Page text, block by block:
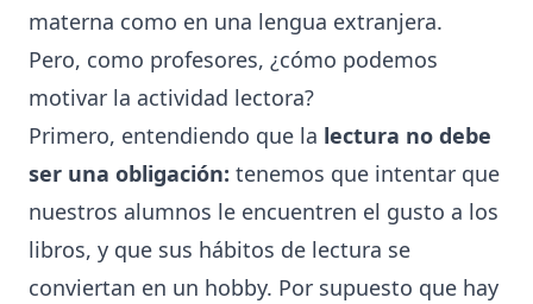
materna como en una lengua extranjera.
Pero, como profesores, ¿cómo podemos
motivar la actividad lectora?
Primero, entendiendo que la lectura no debe
ser una obligación: tenemos que intentar que
nuestros alumnos le encuentren el gusto a los
libros, y que sus hábitos de lectura se
conviertan en un hobby. Por supuesto que hay